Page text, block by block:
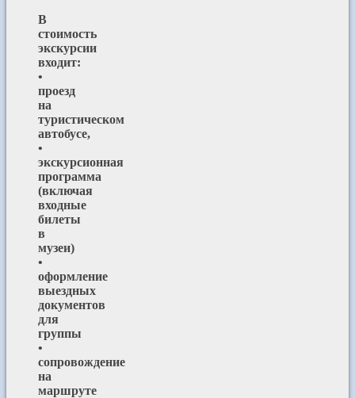
В
стоимость
экскурсии
входит:
•
проезд
на
туристическом
автобусе,
•
экскурсионная
программа
(включая
входные
билеты
в
музеи)
•
оформление
выездных
документов
для
группы
•
сопровождение
на
маршруте